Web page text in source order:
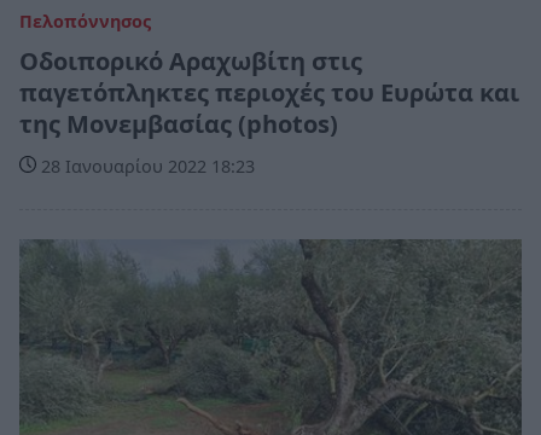
Πελοπόννησος
Οδοιπορικό Αραχωβίτη στις
παγετόπληκτες περιοχές του Ευρώτα και
της Μονεμβασίας (photos)
28 Ιανουαρίου 2022 18:23